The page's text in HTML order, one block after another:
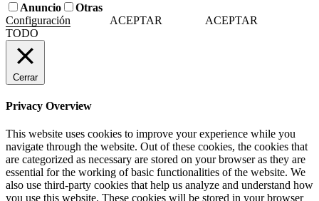
Anuncio
Otras
Configuración
ACEPTAR
ACEPTAR
TODO
Cerrar
Privacy Overview
This website uses cookies to improve your experience while you
navigate through the website. Out of these cookies, the cookies that
are categorized as necessary are stored on your browser as they are
essential for the working of basic functionalities of the website. We
also use third-party cookies that help us analyze and understand how
you use this website. These cookies will be stored in your browser